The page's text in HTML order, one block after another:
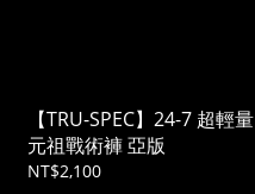
【TRU-SPEC】24-7 超輕量
元祖戰術褲 亞版
NT$2,100